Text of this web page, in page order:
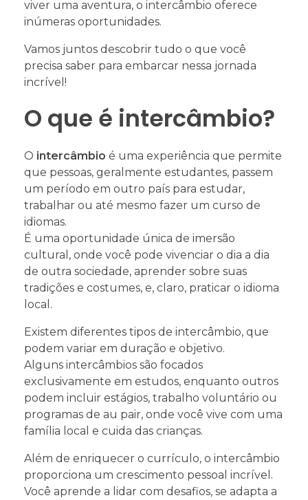
viver uma aventura, o intercâmbio oferece
inúmeras oportunidades.
Vamos juntos descobrir tudo o que você
precisa saber para embarcar nessa jornada
incrível!
O que é intercâmbio?
O intercâmbio é uma experiência que permite
que pessoas, geralmente estudantes, passem
um período em outro país para estudar,
trabalhar ou até mesmo fazer um curso de
idiomas.
É uma oportunidade única de imersão
cultural, onde você pode vivenciar o dia a dia
de outra sociedade, aprender sobre suas
tradições e costumes, e, claro, praticar o idioma
local.
Existem diferentes tipos de intercâmbio, que
podem variar em duração e objetivo.
Alguns intercâmbios são focados
exclusivamente em estudos, enquanto outros
podem incluir estágios, trabalho voluntário ou
programas de au pair, onde você vive com uma
família local e cuida das crianças.
Além de enriquecer o currículo, o intercâmbio
proporciona um crescimento pessoal incrível.
Você aprende a lidar com desafios, se adapta a